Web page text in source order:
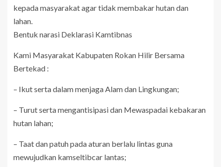
kepada masyarakat agar tidak membakar hutan dan
lahan.
Bentuk narasi Deklarasi Kamtibnas
Kami Masyarakat Kabupaten Rokan Hilir Bersama
Bertekad :
– Ikut serta dalam menjaga Alam dan Lingkungan;
– Turut serta mengantisipasi dan Mewaspadai kebakaran
hutan lahan;
– Taat dan patuh pada aturan berlalu lintas guna
mewujudkan kamseltibcar lantas;